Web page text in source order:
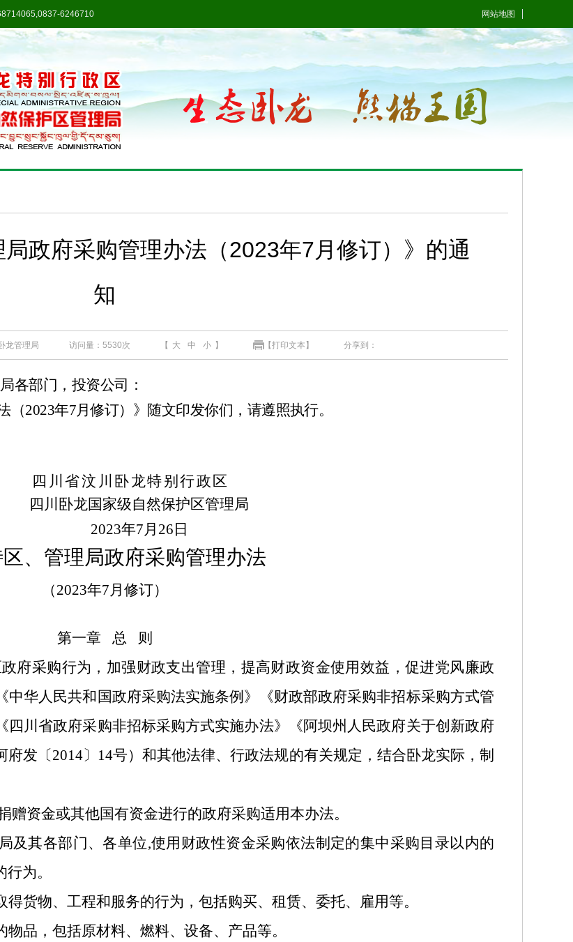
6246710 网站地图
政府采购管理办法（2023年7月修订）》的通
知
龙管理局 访问量： 5530次 【 大 中 小 】 【打印文本】 分享到：
各部门，投资公司：
（2023年7月修订）》随文印发你们，请遵照执行。
四川省汶川卧龙特别行政区
卧龙国家级自然保护区管理局
2023年7月 26 日
区、管理局政府采购管理办法
（2023年7月修订）
第一章 总
则
府采购行为，加强财政支出管理，提高财政资金使用效益，促进党风廉政
华人民共和国政府采购法实施条例》《财政部政府采购非招标采购方式管
川省政府采购非招标采购方式实施办法》《阿坝州人民政府关于创新政府
府发〔2014〕 14号）和其他法律、行政法规的有关规定，结合卧龙实际，制
赠资金或其他国有资金进行的政府采购适用本办法。
及其各部门、各单位,使用财政性资金采购依法制定的集中采购目录以内的
为。
货物、工程和服务的行为，包括购买、租赁、委托、雇用等。
品，包括原材料、燃料、设备、产品等。